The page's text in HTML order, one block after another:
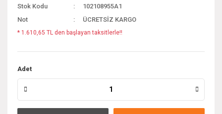
Stok Kodu
102108955A1
Not
ÜCRETSİZ KARGO
* 1.610,65 TL den başlayan taksitlerle!!
Adet